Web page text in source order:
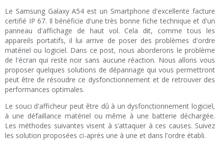
Le Samsung Galaxy A54 est un Smartphone d'excellente facture
certifié IP 67. Il bénéficie d'une très bonne fiche technique et d'un
panneau d'affichage de haut vol. Cela dit, comme tous les
appareils portatifs, il lui arrive de poser des problèmes d'ordre
matériel ou logiciel. Dans ce post, nous aborderons le problème
de l'écran qui reste noir sans aucune réaction. Nous allons vous
proposer quelques solutions de dépannage qui vous permettront
peut être de résoudre ce dysfonctionnement et de retrouver des
performances optimales.
Le souci d'afficheur peut être dû à un dysfonctionnement logiciel,
à une défaillance matériel ou même à une batterie déchargée.
Les méthodes suivantes visent à s’attaquer à ces causes. Suivez
les solution proposées ci-après une à une et dans l'ordre établi.